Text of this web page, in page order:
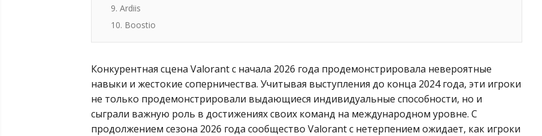
9. Ardiis
10. Boostio
Конкурентная сцена Valorant с начала 2026 года продемонстрировала невероятные
навыки и жестокие соперничества. Учитывая выступления до конца 2024 года, эти игроки
не только продемонстрировали выдающиеся индивидуальные способности, но и
сыграли важную роль в достижениях своих команд на международном уровне. С
продолжением сезона 2026 года сообщество Valorant с нетерпением ожидает, как игроки